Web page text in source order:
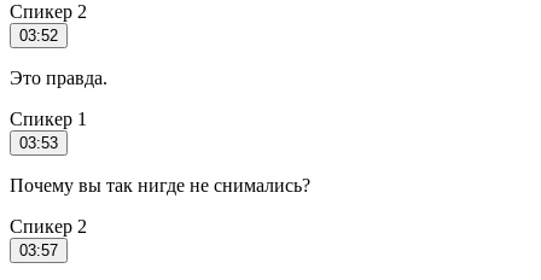
Спикер 2
03:52
Это правда.
Спикер 1
03:53
Почему вы так нигде не снимались?
Спикер 2
03:57